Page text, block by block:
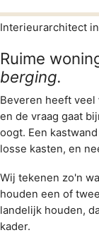
Interieurarchitect
Ruime
berging.
Beveren heeft veel
en de vraag gaat
oogt. Een
losse kasten, en
Wij tekenen zo'n
houden een of
landelijk houden,
kader.